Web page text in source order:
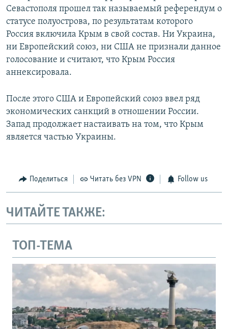
Севастополя прошел так называемый референдум о
статусе полуострова, по результатам которого
Россия включила Крым в свой состав. Ни Украина,
ни Европейский союз, ни США не признали данное
голосование и считают, что Крым Россия
аннексировала.
После этого США и Европейский союз ввел ряд
экономических санкций в отношении России.
Запад продолжает настаивать на том, что Крым
является частью Украины.
Поделиться Читать без VPN Follow us
ЧИТАЙТЕ ТАКЖЕ:
ТОП-ТЕМА